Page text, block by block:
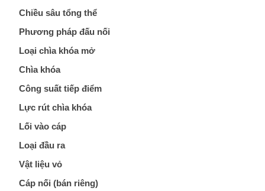
Chiều sâu tổng thể
Phương pháp đấu nối
Loại chìa khóa mở
Chìa khóa
Công suất tiếp điểm
Lực rút chìa khóa
Lối vào cáp
Loại đầu ra
Vật liệu vỏ
Cáp nối (bán riêng)